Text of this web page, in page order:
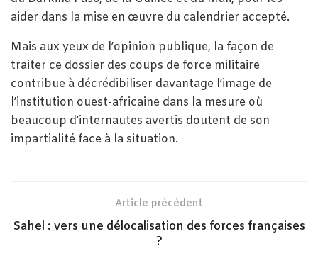
aider dans la mise en œuvre du calendrier accepté.
Mais aux yeux de l’opinion publique, la façon de
traiter ce dossier des coups de force militaire
contribue à décrédibiliser davantage l’image de
l’institution ouest-africaine dans la mesure où
beaucoup d’internautes avertis doutent de son
impartialité face à la situation.
Article précédent
Sahel : vers une délocalisation des forces françaises
?